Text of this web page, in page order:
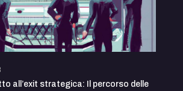
all’exit strategica: Il percorso delle